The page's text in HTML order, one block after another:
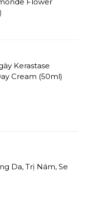
Kerastase
Cream (50ml)
Da, Trị Nám, Se